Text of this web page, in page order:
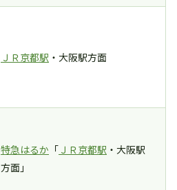
ＪＲ京都駅 ・大阪駅方面
特急はるか 「 ＪＲ京都駅 ・大阪駅
方面」